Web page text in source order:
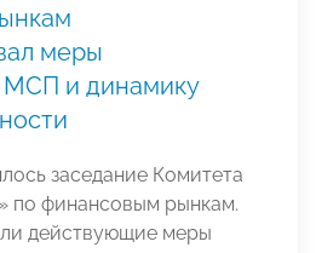
меры
МСП и динамику
заседание Комитета
финансовым рынкам.
действующие меры